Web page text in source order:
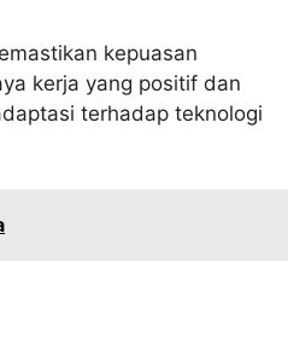
kepuasan
kerja yang positif dan
terhadap teknologi